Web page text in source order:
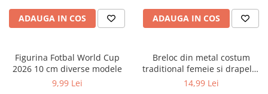
Hobby și activități pentru copii
Educație și carte școlară
Culegeri și materiale auxiliare
Caiete de vacanță
Bibliografie școlară
ADAUGA IN COS ADAUGA IN COS
Figurina Fotbal World Cup
2026 10 cm diverse modele
9,99 Lei
Breloc din metal costum
traditional femeie si drapelul
Romaniei 9 cm
14,99 Lei